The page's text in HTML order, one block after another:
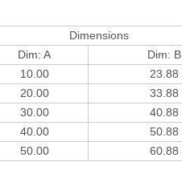
Dimensions
Dim: A
Dim: B
10.00
23.88
20.00
33.88
30.00
40.88
40.00
50.88
50.00 60.88